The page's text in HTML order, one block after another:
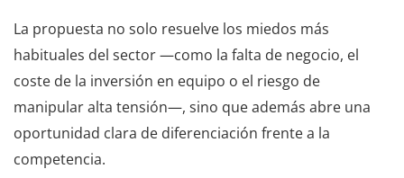
La propuesta no solo resuelve los miedos más
habituales del sector —como la falta de negocio, el
coste de la inversión en equipo o el riesgo de
manipular alta tensión—, sino que además abre una
oportunidad clara de diferenciación frente a la
competencia.